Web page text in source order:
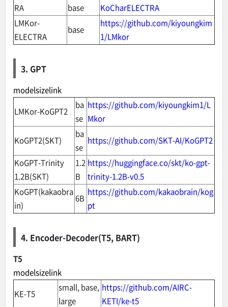
RA
base
KoCharELECTRA
LMKor-
ELECTRA
base
https://github.com/kiyoungkim
1/LMkor
3. GPT
modelsizelink
LMKor-KoGPT2
ba
se
https://github.com/kiyoungkim1/L
Mkor
KoGPT2(SKT)
ba
se
https://github.com/SKT-AI/KoGPT2
KoGPT-Trinity
1.2B(SKT)
1.2
B
https://huggingface.co/skt/ko-gpt-
trinity-1.2B-v0.5
KoGPT(kakaobra
in)
6B
https://github.com/kakaobrain/kog
pt
4. Encoder-Decoder(T5, BART)
T5
modelsizelink
KE-T5
small, base,
large
https://github.com/AIRC-
KETI/ke-t5